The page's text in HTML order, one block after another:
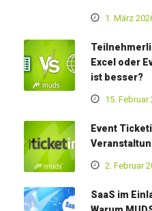
1. März
Excel oder
ist besser?
15. Februar
Event
2. Februar
SaaS im